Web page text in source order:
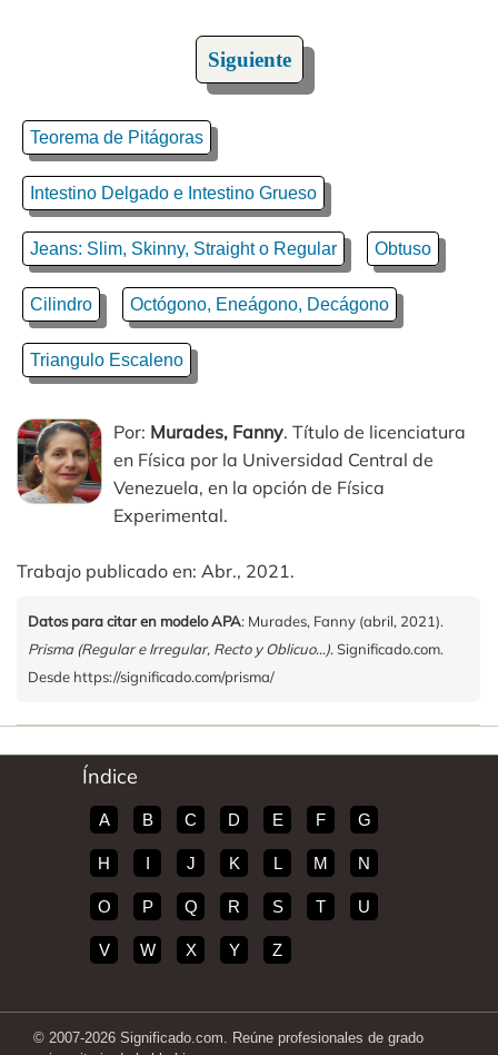
Siguiente
Teorema de Pitágoras
Intestino Delgado e Intestino Grueso
Jeans: Slim, Skinny, Straight o Regular Obtuso
Cilindro Octógono, Eneágono, Decágono
Triangulo Escaleno
Por: Murades, Fanny. Título de licenciatura
en Física por la Universidad Central de
Venezuela, en la opción de Física
Experimental.
Trabajo publicado en: Abr., 2021.
Datos para citar en modelo APA: Murades, Fanny (abril, 2021).
Prisma (Regular e Irregular, Recto y Oblicuo…). Significado.com.
Desde https://significado.com/prisma/
Índice
A B C D E F G
H I J K L M N
O P Q R S T U
V W X Y Z
© 2007-2026 Significado.com. Reúne profesionales de grado